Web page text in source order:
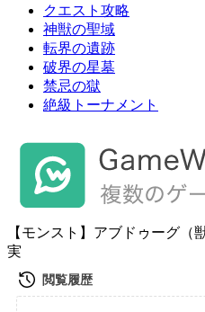
クエスト攻略
神獣の聖域
転界の遺跡
破界の星墓
禁忌の獄
絶級トーナメント
【モンスト】アブドゥーグ（
実